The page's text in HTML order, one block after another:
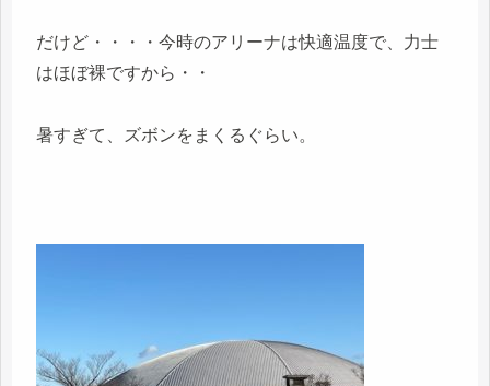
だけど・・・・今時のアリーナは快適温度で、力士
はほぼ裸ですから・・
暑すぎて、ズボンをまくるぐらい。